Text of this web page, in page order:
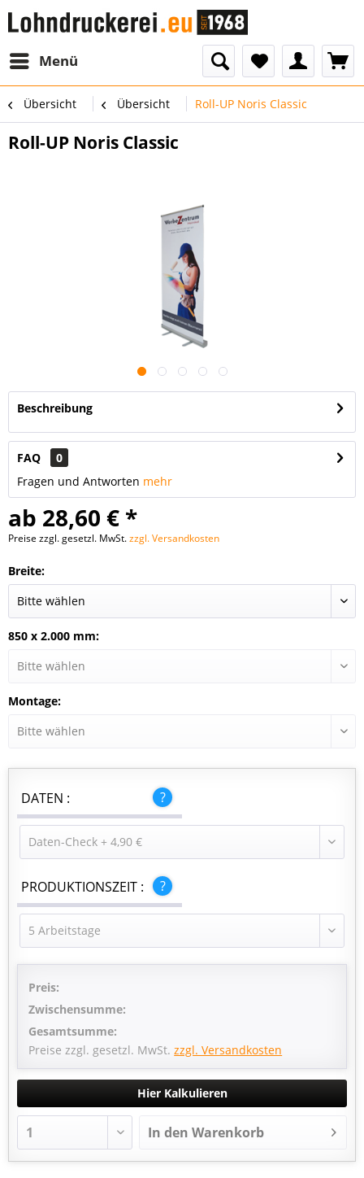
Menü
Übersicht Übersicht Roll-UP Noris Classic
Roll-UP Noris Classic
Beschreibung
FAQ
0
Fragen und Antworten mehr
ab 28,60 € *
Preise zzgl. gesetzl. MwSt.zzgl. Versandkosten
Breite:
850 x 2.000 mm:
Montage:
DATEN :
PRODUKTIONSZEIT :
Preis:
Zwischensumme:
Gesamtsumme:
Preise zzgl. gesetzl. MwSt.zzgl. Versandkosten
Hier Kalkulieren
In den Warenkorb